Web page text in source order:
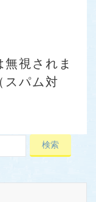
視されま
スパム対